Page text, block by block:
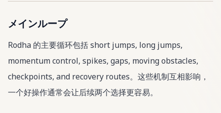
メインループ
Rodha 的主要循环包括 short jumps, long jumps,
momentum control, spikes, gaps, moving obstacles,
checkpoints, and recovery routes。这些机制互相影响，
一个好操作通常会让后续两个选择更容易。